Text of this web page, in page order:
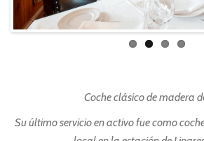
Coche clásico de madera
Su último servicio en activo fue como